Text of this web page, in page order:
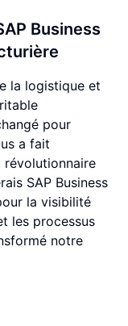
Business
la logistique et
pour
a fait
révolutionnaire
SAP Business
la visibilité
les processus
notre